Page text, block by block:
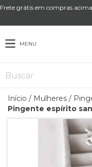
Frete grátis em compras
MENU
Início / Mulheres /
Pingente espírito